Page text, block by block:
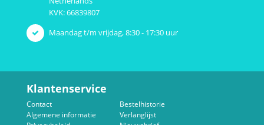
KVK: 66839807
Maandag t/m vrijdag, 8:30 - 17:30 uur
Klantenservice
Contact
Algemene informatie
Bestelhistorie
Verlanglijst